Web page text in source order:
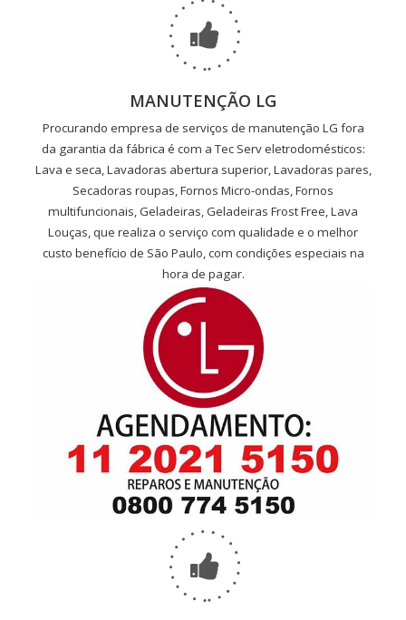
MANUTENÇÃO LG
Procurando empresa de serviços de manutenção LG fora
da garantia da fábrica é com a Tec Serv eletrodomésticos:
Lava e seca, Lavadoras abertura superior, Lavadoras pares,
Secadoras roupas, Fornos Micro-ondas, Fornos
multifuncionais, Geladeiras, Geladeiras Frost Free, Lava
Louças, que realiza o serviço com qualidade e o melhor
custo benefício de São Paulo, com condições especiais na
hora de pagar.